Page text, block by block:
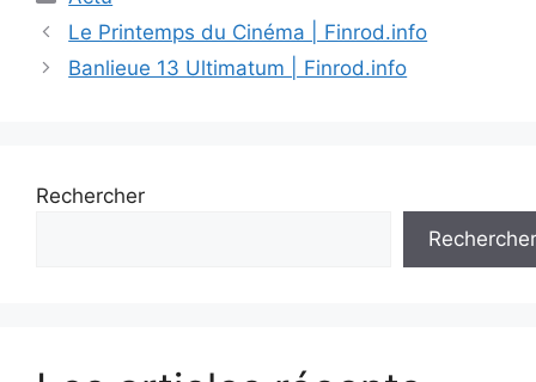
Le Printemps du Cinéma | Finrod.info
Banlieue 13 Ultimatum | Finrod.info
Rechercher
Rechercher